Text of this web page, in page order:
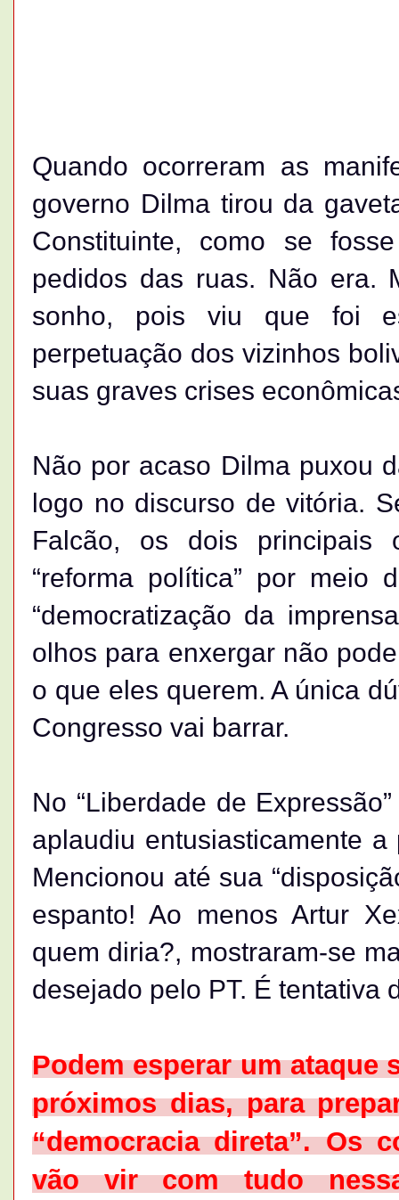
Quando ocorreram as
governo Dilma tirou da
Constituinte, como se
pedidos das ruas. Não era.
sonho, pois viu que foi
perpetuação dos vizinhos
suas graves crises
Não por acaso Dilma puxou
logo no discurso de vitória.
Falcão, os dois principais
“reforma política” por
“democratização da
olhos para enxergar não
o que eles querem. A única
Congresso vai barrar.
No “Liberdade de
aplaudiu entusiasticamente
Mencionou até sua
espanto! Ao menos Artur
quem diria?, mostraram-se
desejado pelo PT. É tentativa
Podem esperar um ataque
próximos dias, para
“democracia direta”. Os
vão vir com tudo